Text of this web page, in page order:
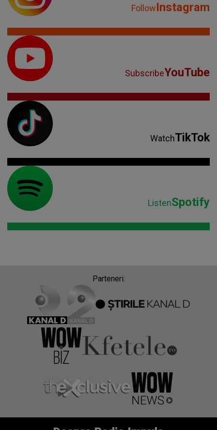
FollowInstagram
SubscribeYouTube
WatchTikTok
ListenSpotify
Parteneri: